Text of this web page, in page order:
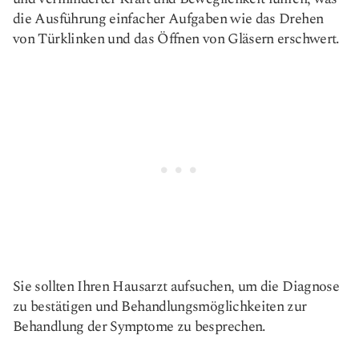
die Ausführung einfacher Aufgaben wie das Drehen
von Türklinken und das Öffnen von Gläsern erschwert.
Sie sollten Ihren Hausarzt aufsuchen, um die Diagnose
zu bestätigen und Behandlungsmöglichkeiten zur
Behandlung der Symptome zu besprechen.